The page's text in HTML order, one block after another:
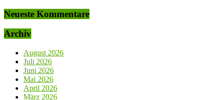
Neueste Kommentare
Archiv
August 2026
Juli 2026
Juni 2026
Mai 2026
April 2026
März 2026